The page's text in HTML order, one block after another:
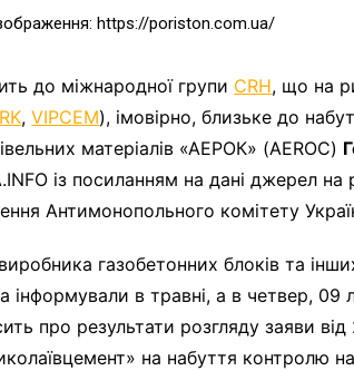
https://poriston.com.ua/
до міжнародної групи CRH, що на
,VIPCEM), імовірно, близьке до
матеріалів «АЕРОК» (AEROC)
із посиланням на дані джерел на
Антимонопольного комітету
газобетонних блоків та
інформували в травні, а в четвер,
про результати розгляду заяви
на набуття контролю